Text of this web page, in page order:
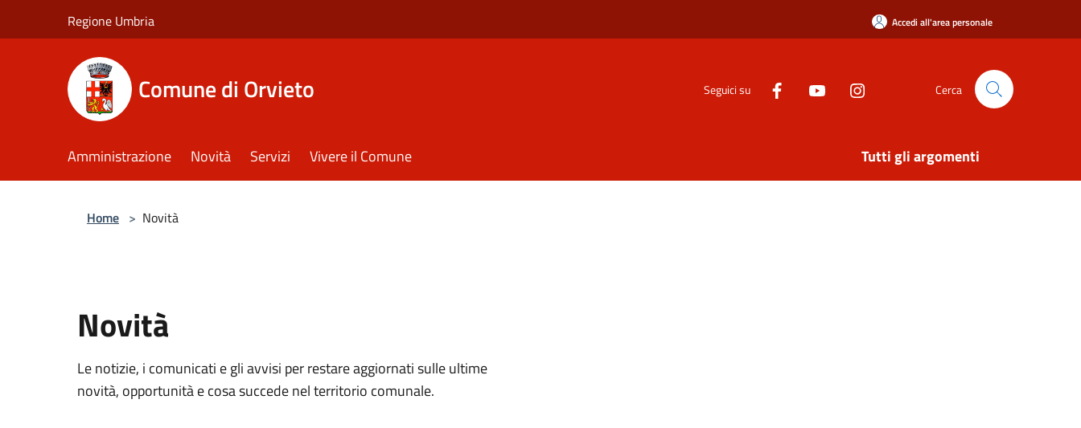
Regione Umbria Accedi all'area personale
Comune di Orvieto Seguici su Cerca
Amministrazione Novità Servizi Vivere il Comune Tutti gli argomenti
Home > Novità
Novità
Le notizie, i comunicati e gli avvisi per restare aggiornati sulle ultime
novità, opportunità e cosa succede nel territorio comunale.